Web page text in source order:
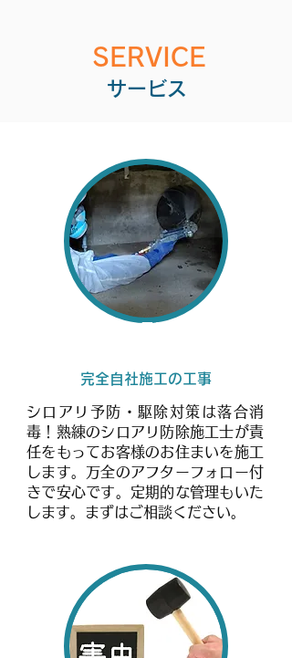
SERVICE
サービス
完全自社施工の工事
シロアリ予防・駆除対策は落合消
毒！熟練のシロアリ防除施工士が責
任をもってお客様のお住まいを施工
します。万全のアフターフォロー付
きで安心です。定期的な管理もいた
します。まずはご相談ください。